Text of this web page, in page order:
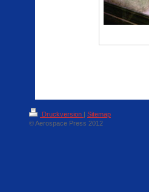
Druckversion | Sitemap
© Aerospace Press 2012